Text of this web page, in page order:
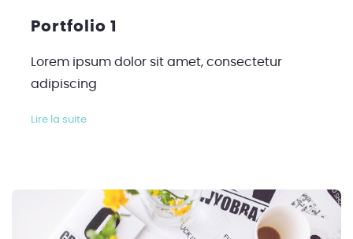
Portfolio 1
Lorem ipsum dolor sit amet, consectetur
adipiscing
Lire la suite